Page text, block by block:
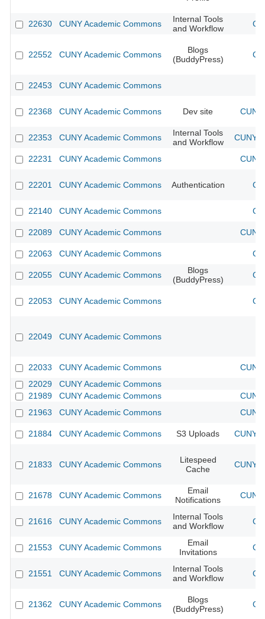
22630 CUNY Academic Commons
Internal Tools
and Workflow
22552 CUNY Academic Commons
Blogs
(BuddyPress)
22453 CUNY Academic Commons
22368 CUNY Academic Commons Dev site
22353 CUNY Academic Commons
Internal Tools
and Workflow
CUNY
22231 CUNY Academic Commons
22201 CUNY Academic Commons Authentication
22140 CUNY Academic Commons
22089 CUNY Academic Commons
22063 CUNY Academic Commons
22055 CUNY Academic Commons
Blogs
(BuddyPress)
22053 CUNY Academic Commons
22049 CUNY Academic Commons
22033 CUNY Academic Commons
22029
CUNY Academic Commons
21989
CUNY Academic Commons
21963
CUNY Academic Commons
21884 CUNY Academic Commons S3 Uploads CUNY
21833 CUNY Academic Commons
Litespeed
Cache
CUNY
21678 CUNY Academic Commons
Email
Notifications
21616 CUNY Academic Commons
Internal Tools
and Workflow
21553 CUNY Academic Commons
Email
Invitations
21551 CUNY Academic Commons
Internal Tools
and Workflow
21362 CUNY Academic Commons
Blogs
(BuddyPress)